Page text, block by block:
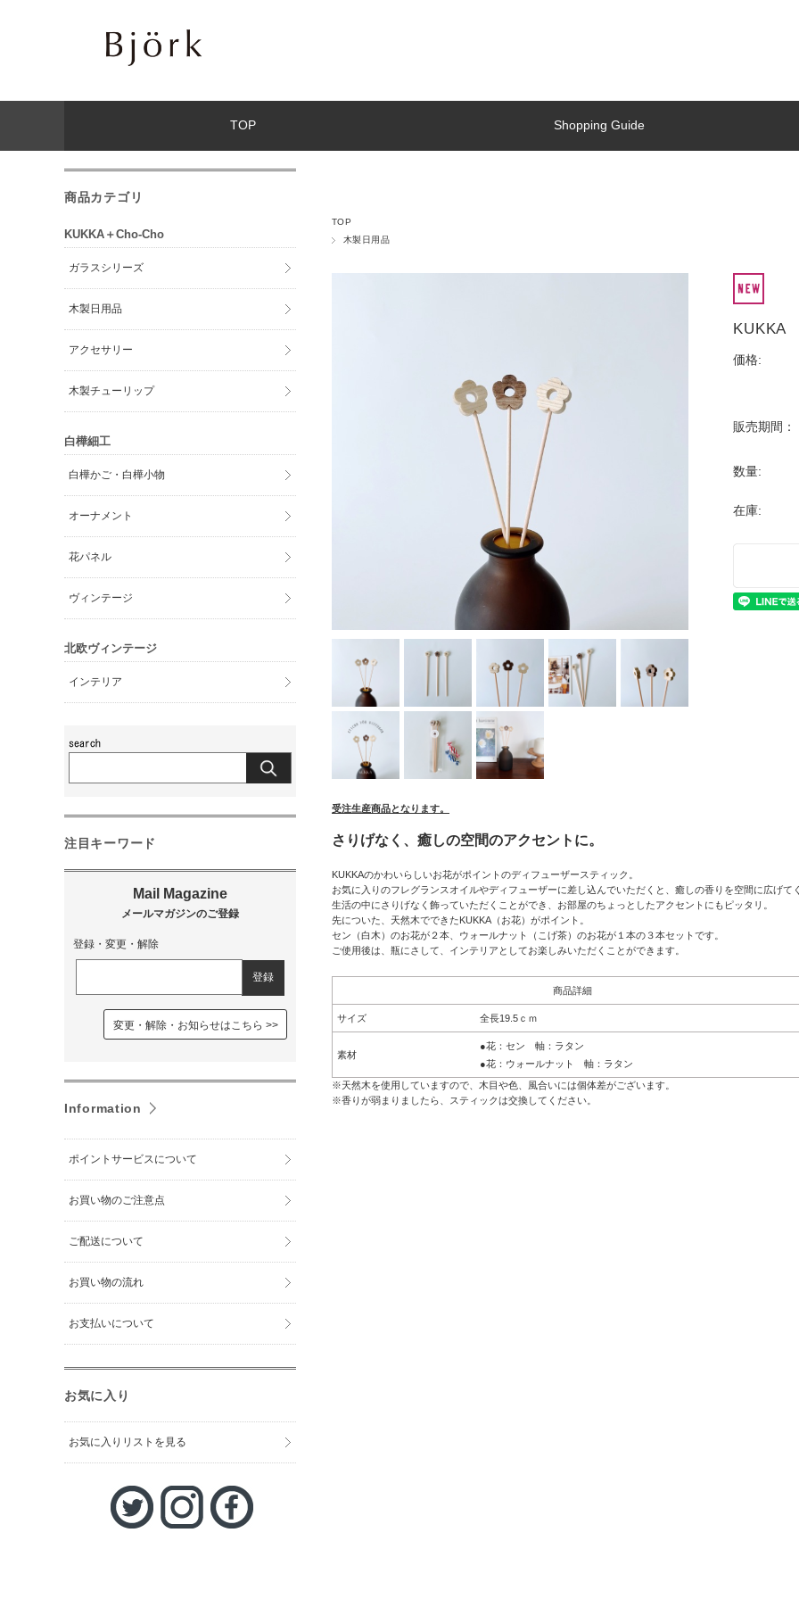
TOP Shopping Guide
TOP
木製日用品
KUKKA
価格:
販売期間：
数量:
在庫:
受注生産商品となります。
さりげなく、癒しの空間のアクセントに。
KUKKAのかわいらしいお花がポイントのディフューザースティック。
お気に入りのフレグランスオイルやディフューザーに差し込んでいただくと、癒しの香りを空間に広げて
生活の中にさりげなく飾っていただくことができ、お部屋のちょっとしたアクセントにもピッタリ。
先についた、天然木でできたKUKKA（お花）がポイント。
セン（白木）のお花が２本、ウォールナット（こげ茶）のお花が１本の３本セットです。
ご使用後は、瓶にさして、インテリアとしてお楽しみいただくことができます。
商品詳細
サイズ 全長19.5ｃｍ
素材
●花：セン 軸：ラタン
●花：ウォールナット 軸：ラタン
※天然木を使用していますので、木目や色、風合いには個体差がございます。
※香りが弱まりましたら、スティックは交換してください。
商品カテゴリ
KUKKA＋Cho-Cho
ガラスシリーズ
木製日用品
アクセサリー
木製チューリップ
白樺細工
白樺かご・白樺小物
オーナメント
花パネル
ヴィンテージ
北欧ヴィンテージ
インテリア
注目キーワード
登録・変更・解除
変更・解除・お知らせはこちら
Information
ポイントサービスについて
お買い物のご注意点
ご配送について
お買い物の流れ
お支払いについて
お気に入り
お気に入りリストを見る